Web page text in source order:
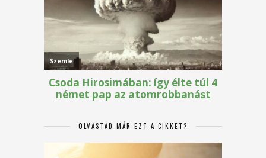
OLVASTAD MÁR EZT A CIKKET?